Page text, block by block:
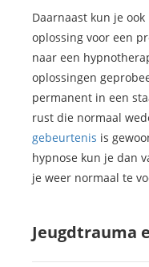
Daarnaast kun je
oplossing voor een
naar een
oplossingen
permanent in een
rust die normaal
gebeurtenis is
hypnose kun je dan
je weer normaal te
Jeugdtrauma